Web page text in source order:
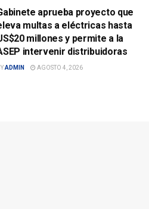
aprueba proyecto que
multas a eléctricas hasta
millones y permite a la
intervenir distribuidoras
ADMIN AGOSTO 4, 2026